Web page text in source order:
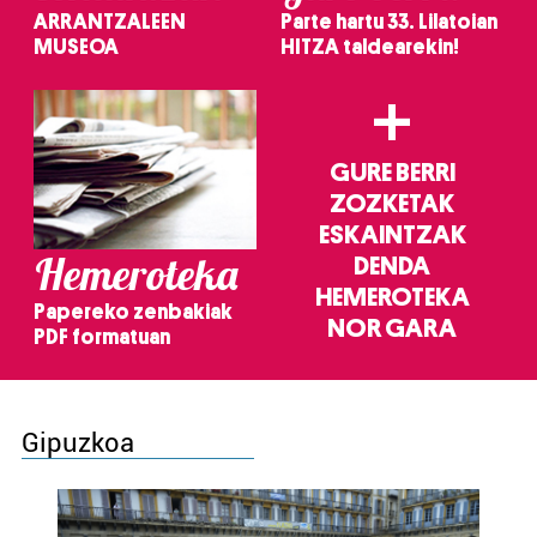
ARRANTZALEEN
MUSEOA
Parte hartu 33. Lilatoian
HITZA taldearekin!
Hemeroteka
Papereko zenbakiak
PDF formatuan
+
GURE BERRI
ZOZKETAK
ESKAINTZAK
DENDA
HEMEROTEKA
NOR GARA
Gipuzkoa